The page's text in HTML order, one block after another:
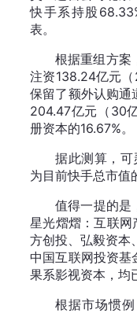
快手系持股
表。
根据重组方案
注资138.24亿元
保留了额外认购通
204.47亿元（30
册资本的16.67%。
据此测算，
为目前快手总市值
值得一提的是
星光熠熠：互联网
方创投、弘毅资本
中国互联网投资基
果系影视资本，均
根据市场惯